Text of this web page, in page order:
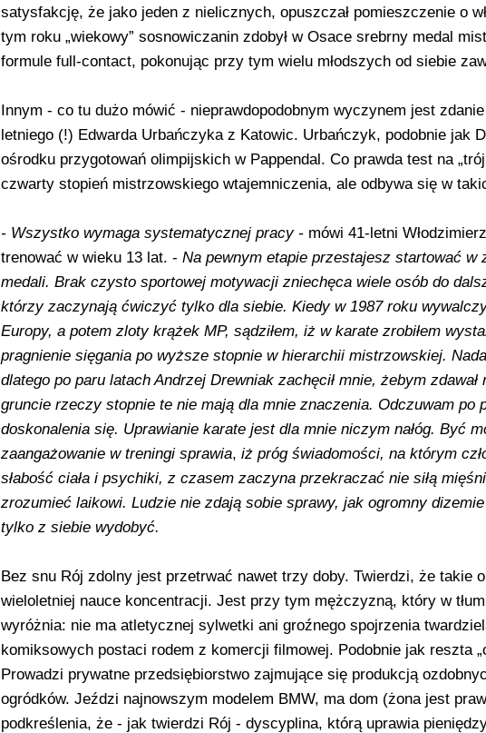
satys­fakcję, że jako jeden z nielicznych, opuszczał pomieszczenie o
tym roku „wie­kowy” sosnowiczanin zdobył w Osace srebrny medal
formule full-contact, po­konując przy tym wielu młodszych od siebie
Innym - co tu du­żo mówić - nieprawdopodobnym wy­czynem jest
letniego (!) Edwarda Urbań­czyka z Katowic. Urbańczyk, podobnie jak
ośrodku przygotowań olimpijskich w Pappendal. Co prawda test na
czwarty sto­pień mistrzowskiego wtajemniczenia, ale odbywa się w
- Wszystko wymaga systematycznej pracy - mówi 41-letni
trenować w wieku 13 lat. - Na pewnym etapie przestajesz star­tować w
medali. Brak czysto sportowej motywacji zniechęca wiele osób do
którzy zaczynają ćwiczyć tylko dla siebie. Kiedy w 1987 roku
Europy, a potem zloty krążek MP, sądziłem, iż w karate zrobiłem
pra­gnienie sięgania po wyższe stopnie w hierarchii mistrzowskiej.
dlatego po paru la­tach Andrzej Drewniak zachęcił mnie, że­bym
gruncie rzeczy stopnie te nie mają dla mnie znaczenia. Odczuwam po
doskonalenia się. Uprawianie karate jest dla mnie ni­czym nałóg. Być
zaangażowanie w treningi sprawia, iż próg świadomości, na którym
słabość ciała i psychiki, z czasem zaczyna prze­kraczać nie siłą
zrozumieć laikowi. Ludzie nie zdają sobie sprawy, jak ogromny
tylko z siebie wydobyć.
Bez snu Rój zdolny jest przetrwać nawet trzy doby. Twierdzi, że takie
wieloletniej nauce koncentracji. Jest przy tym męż­czyzną, który w
wyróżnia: nie ma atletycznej sylwetki ani groźnego spoj­rzenia
komiksowych postaci rodem z komercji filmowej. Podobnie jak resz­ta
Prowadzi prywatne przedsiębiorstwo zajmujące się produkcją
ogródków. Jeździ najnowszym modelem BMW, ma dom (żona jest
podkreślenia, że - jak twierdzi Rój - dyscyplina, którą upra­wia